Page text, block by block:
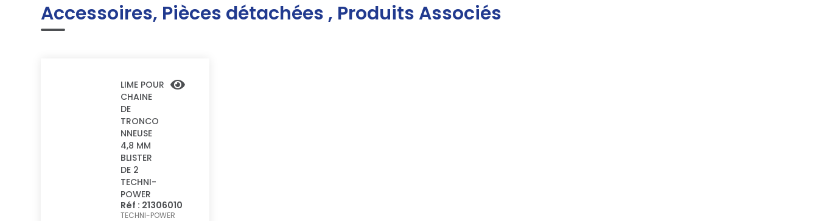
Accessoires, Pièces détachées , Produits Associés
LIME POUR
CHAINE
DE
TRONCO
NNEUSE
4,8 MM
BLISTER
DE 2
TECHNI-
POWER
Réf : 21306010
TECHNI-POWER